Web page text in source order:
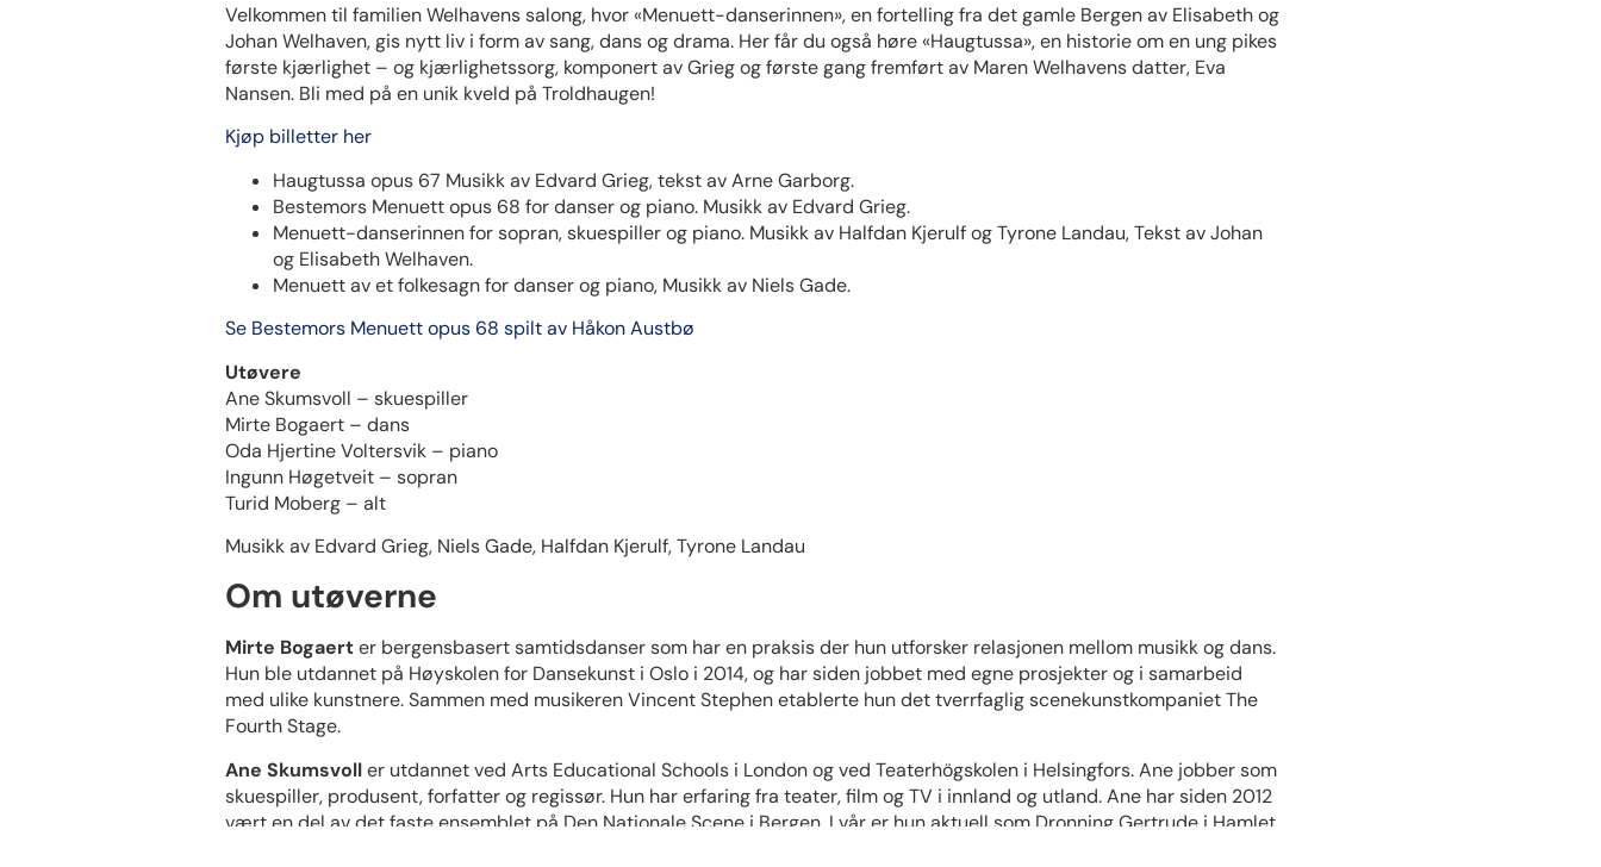
Velkommen til familien Welhavens salong, hvor «Menuett-danserinnen», en fortelling fra det gamle Bergen av Elisabeth og
Johan Welhaven, gis nytt liv i form av sang, dans og drama. Her får du også høre «Haugtussa», en historie om en ung pikes
første kjærlighet – og kjærlighetssorg, komponert av Grieg og første gang fremført av Maren Welhavens datter, Eva
Nansen. Bli med på en unik kveld på Troldhaugen!
Kjøp billetter her
Haugtussa opus 67 Musikk av Edvard Grieg, tekst av Arne Garborg.
Bestemors Menuett opus 68 for danser og piano. Musikk av Edvard Grieg.
Menuett-danserinnen for sopran, skuespiller og piano. Musikk av Halfdan Kjerulf og Tyrone Landau, Tekst av Johan
og Elisabeth Welhaven.
Menuett av et folkesagn for danser og piano, Musikk av Niels Gade.
Se Bestemors Menuett opus 68 ​spilt av Håkon Austbø
Utøvere
Ane Skumsvoll – skuespiller
Mirte Bogaert – dans
Oda Hjertine Voltersvik – piano
Ingunn Høgetveit – sopran
Turid Moberg – alt
Musikk av Edvard Grieg, Niels Gade, Halfdan Kjerulf, Tyrone Landau
Om utøverne
Mirte Bogaerter bergensbasert samtidsdanser som har en praksis der hun utforsker relasjonen mellom musikk og dans.
Hun ble utdannet på Høyskolen for Dansekunst i Oslo i 2014, og har siden jobbet med egne prosjekter og i samarbeid
med ulike kunstnere. Sammen med musikeren Vincent Stephen etablerte hun det tverrfaglig scenekunstkompaniet The
Fourth Stage.
Ane Skumsvoller utdannet ved Arts Educational Schools i London og ved Teaterhögskolen i Helsingfors. Ane jobber som
skuespiller, produsent, forfatter og regissør. Hun har erfaring fra teater, film og TV i innland og utland. Ane har siden 2012
vært en del av det faste ensemblet på Den Nationale Scene i Bergen. I vår er hun aktuell som Dronning Gertrude i Hamlet.